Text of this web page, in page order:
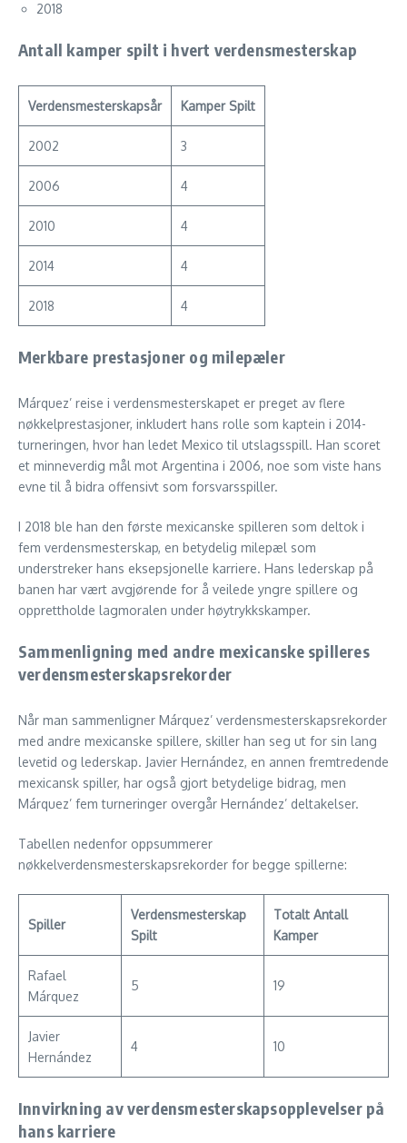
2018
Antall kamper spilt i hvert verdensmesterskap
Verdensmesterskapsår Kamper Spilt
2002 3
2006 4
2010 4
2014 4
2018 4
Merkbare prestasjoner og milepæler
Márquez’ reise i verdensmesterskapet er preget av flere
nøkkelprestasjoner, inkludert hans rolle som kaptein i 2014-
turneringen, hvor han ledet Mexico til utslagsspill. Han scoret
et minneverdig mål mot Argentina i 2006, noe som viste hans
evne til å bidra offensivt som forsvarsspiller.
I 2018 ble han den første mexicanske spilleren som deltok i
fem verdensmesterskap, en betydelig milepæl som
understreker hans eksepsjonelle karriere. Hans lederskap på
banen har vært avgjørende for å veilede yngre spillere og
opprettholde lagmoralen under høytrykkskamper.
Sammenligning med andre mexicanske spilleres
verdensmesterskapsrekorder
Når man sammenligner Márquez’ verdensmesterskapsrekorder
med andre mexicanske spillere, skiller han seg ut for sin lang
levetid og lederskap. Javier Hernández, en annen fremtredende
mexicansk spiller, har også gjort betydelige bidrag, men
Márquez’ fem turneringer overgår Hernández’ deltakelser.
Tabellen nedenfor oppsummerer
nøkkelverdensmesterskapsrekorder for begge spillerne:
Spiller
Verdensmesterskap
Spilt
Totalt Antall
Kamper
Rafael
Márquez
5 19
Javier
Hernández
4 10
Innvirkning av verdensmesterskapsopplevelser på
hans karriere